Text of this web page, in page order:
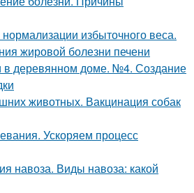
избыточного веса.
жировой болезни печени
в деревянном доме. №4. Создание
животных. Вакцинация собак
Ускоряем процесс
навоза. Виды навоза: какой